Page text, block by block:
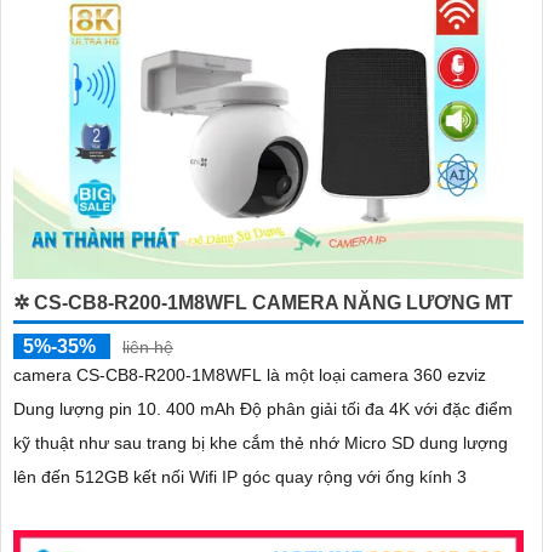
✲ CS-CB8-R200-1M8WFL CAMERA NĂNG LƯƠNG MT
5%-35%
liên hệ
camera CS-CB8-R200-1M8WFL là một loại camera 360 ezviz
Dung lượng pin 10. 400 mAh Độ phân giải tối đa 4K với đặc điểm
kỹ thuật như sau trang bị khe cắm thẻ nhớ Micro SD dung lượng
lên đến 512GB kết nối Wifi IP góc quay rộng với ống kính 3